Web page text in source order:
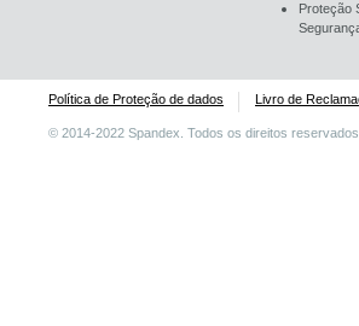
Proteção
Política de Proteção de dados Livro de
© 2014-2022 Spandex. Todos os direitos reservados.